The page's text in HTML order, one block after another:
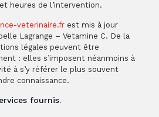
heures de l’intervention.
veterinaire.frest mis à jour
Lagrange – Vetamine C. De la
légales peuvent être
: elles s’imposent néanmoins à
à s’y référer le plus souvent
connaissance.
fournis.